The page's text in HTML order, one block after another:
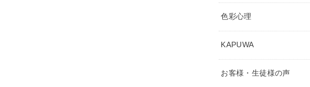
色彩心理
KAPUWA
お客様・生徒様の声